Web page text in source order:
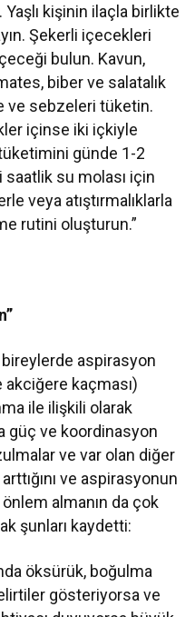
kişinin ilaçla birlikte
Şekerli içecekleri
bulun. Kavun,
biber ve salatalık
ve sebzeleri tüketin.
içinse iki içkiyle
tüketimini günde 1-2
saatlik su molası için
veya atıştırmalıklarla
rutini oluşturun.”
bireylerde aspirasyon
akciğere kaçması)
ile ilişkili olarak
güç ve koordinasyon
ve var olan diğer
ve aspirasyonun
almanın da çok
şunları kaydetti:
öksürük, boğulma
gösteriyorsa ve